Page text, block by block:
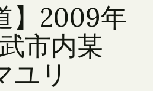
】2009年
市内某
リ